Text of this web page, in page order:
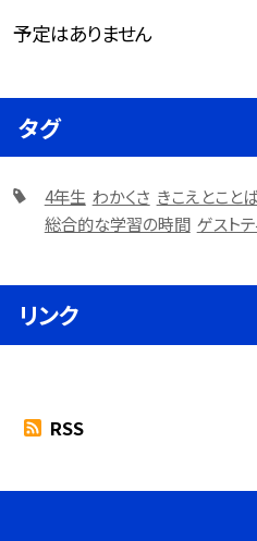
予定はありません
タグ
4年生 わかくさ きこえとこと
総合的な学習の時間 ゲスト
リンク
RSS